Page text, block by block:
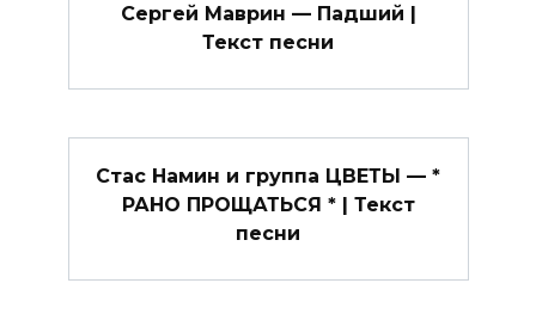
Сергей Маврин — Падший |
Текст песни
Стас Намин и группа ЦВЕТЫ — *
РАНО ПРОЩАТЬСЯ * | Текст
песни